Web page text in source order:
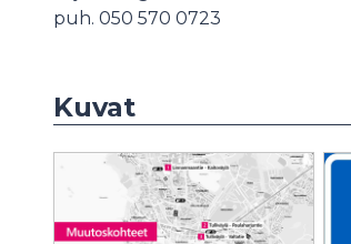
puh. 050 570 0723
Kuvat